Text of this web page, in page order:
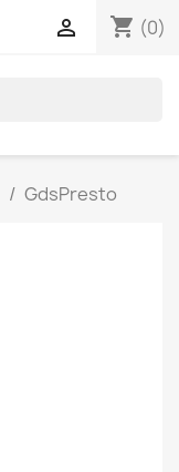
shopping_cart (0)

GdsPresto